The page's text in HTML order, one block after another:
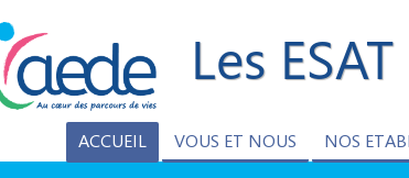
Les
ACCUEIL VOUS ET NOUS NOS